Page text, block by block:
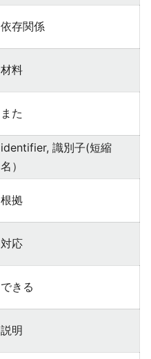
依存関係
材料
また
identifier, 識別子(短縮
名）
根拠
対応
できる
説明